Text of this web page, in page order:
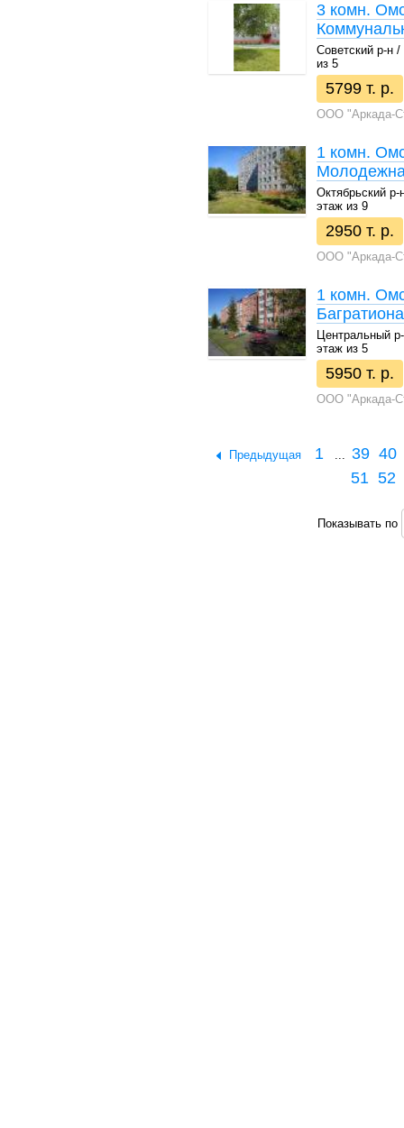
3 комн.
Советский р-н
из 5
5799 т. р.
ООО "Аркада-
1 комн.
Октябрьский
этаж из 9
2950 т. р.
ООО "Аркада-
1 комн.
Центральный
этаж из 5
5950 т. р.
ООО "Аркада-
Предыдущая 1 ... 39 40
51 52
Показывать по